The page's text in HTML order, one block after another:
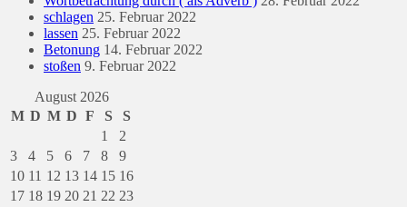
schlagen 25. Februar 2022
lassen 25. Februar 2022
Betonung 14. Februar 2022
stoßen 9. Februar 2022
August 2026
M D M D F S
S
1
2
3
4 5 6 7 8
9
10 11 12 13 14 15 16
17 18 19 20 21 22 23